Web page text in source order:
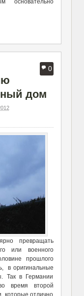
основательно
0
дом
превращать
или военного
прошлого
в оригинальные
Так в Германии
время второй